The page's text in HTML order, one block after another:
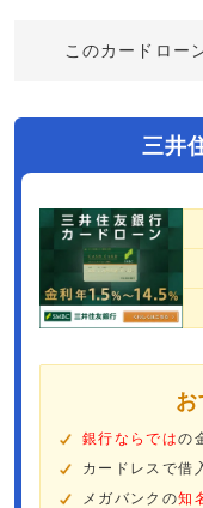
このカードロー
三井
銀行ならではの
カードレスで借
メガバンクの知